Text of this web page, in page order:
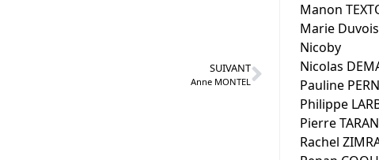
SUIVANT
Anne MONTEL
Manon
Marie
Nicoby
Nicolas
Pauline
Philippe
Pierre
Rachel